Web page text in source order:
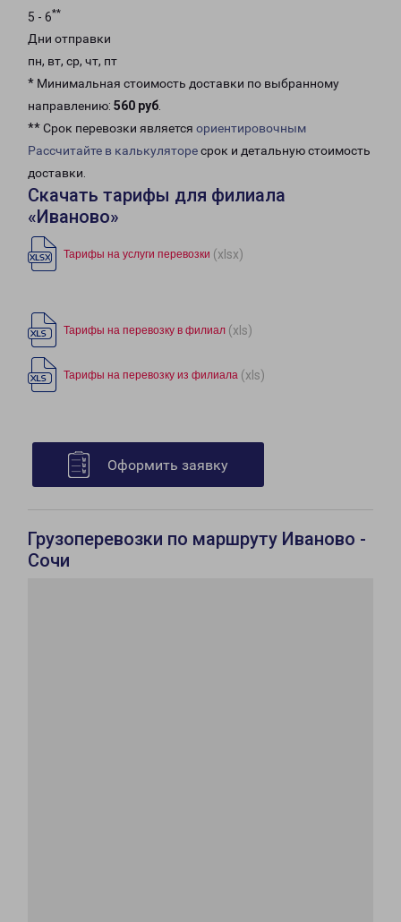
5 - 6**
Дни отправки
пн, вт, ср, чт, пт
* Минимальная стоимость доставки по выбранному
направлению: 560 руб.
** Срок перевозки является ориентировочным
Рассчитайте в калькуляторесрок и детальную стоимость
доставки.
Скачать тарифы для филиала
«Иваново»
Тарифы на услуги перевозки (xlsx)
Тарифы на перевозку в филиал (xls)
Тарифы на перевозку из филиала (xls)
Оформить заявку
Грузоперевозки по маршруту Иваново -
Сочи